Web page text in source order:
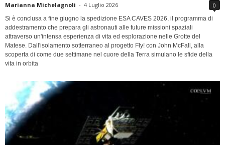
Marianna Michelagnoli - 4 Luglio 2026 0
Si è conclusa a fine giugno la spedizione ESA CAVES 2026, il programma di
addestramento che prepara gli astronauti alle future missioni spaziali
attraverso un'intensa esperienza di vita ed esplorazione nelle Grotte del
Matese. Dall'isolamento sotterraneo al progetto Fly! con John McFall, alla
scoperta di come due settimane nel cuore della Terra simulano le sfide della
vita in orbita